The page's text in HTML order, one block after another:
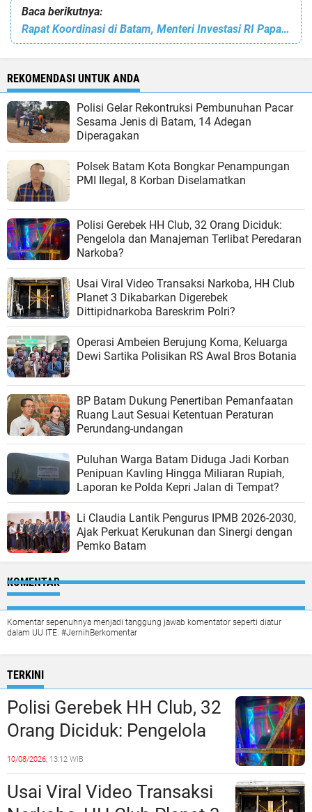
Baca berikutnya:
Rapat Koordinasi di Batam, Menteri Investasi RI Paparkan Rencana Strategis Pengembangan Pulau Rempang
REKOMENDASI UNTUK ANDA
Polisi Gelar Rekontruksi Pembunuhan Pacar
Sesama Jenis di Batam, 14 Adegan
Diperagakan
Polsek Batam Kota Bongkar Penampungan
PMI Ilegal, 8 Korban Diselamatkan
Polisi Gerebek HH Club, 32 Orang Diciduk:
Pengelola dan Manajeman Terlibat Peredaran
Narkoba?
Usai Viral Video Transaksi Narkoba, HH Club
Planet 3 Dikabarkan Digerebek
Dittipidnarkoba Bareskrim Polri?
Operasi Ambeien Berujung Koma, Keluarga
Dewi Sartika Polisikan RS Awal Bros Botania
BP Batam Dukung Penertiban Pemanfaatan
Ruang Laut Sesuai Ketentuan Peraturan
Perundang-undangan
Puluhan Warga Batam Diduga Jadi Korban
Penipuan Kavling Hingga Miliaran Rupiah,
Laporan ke Polda Kepri Jalan di Tempat?
Li Claudia Lantik Pengurus IPMB 2026-2030,
Ajak Perkuat Kerukunan dan Sinergi dengan
Pemko Batam
KOMENTAR
Komentar sepenuhnya menjadi tanggung jawab komentator seperti diatur
dalam UU ITE. #JernihBerkomentar
TERKINI
Polisi Gerebek HH Club, 32
Orang Diciduk: Pengelola
dan Manajeman Terlibat
Peredaran Narkoba?
10/08/2026, 13:12 WIB
Usai Viral Video Transaksi